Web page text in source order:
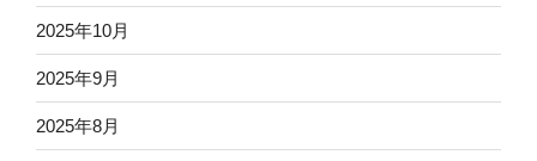
2025年10月
2025年9月
2025年8月